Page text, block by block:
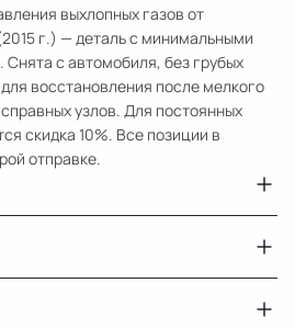
выхлопных газов от
г.) — деталь с минимальными
с автомобиля, без грубых
восстановления после мелкого
узлов. Для постоянных
скидка 10%. Все позиции в
отправке.
MercedesBenz M W166
или без навесного
30 дней